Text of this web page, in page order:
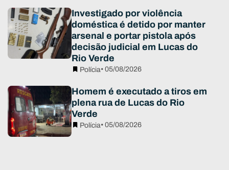
Investigado por violência
doméstica é detido por manter
arsenal e portar pistola após
decisão judicial em Lucas do
Rio Verde
Polícia• 05/08/2026
Homem é executado a tiros em
plena rua de Lucas do Rio
Verde
Polícia• 05/08/2026